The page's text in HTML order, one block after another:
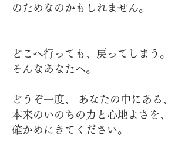
のためなのかもしれません。
どこへ行っても、戻ってしまう。
そんなあなたへ。
どうぞ一度、 あなたの中にある、
本来のいのちの力と心地よさを、
確かめにきてください。